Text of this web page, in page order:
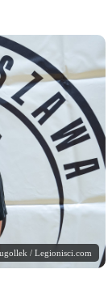
/ Legionisci.com